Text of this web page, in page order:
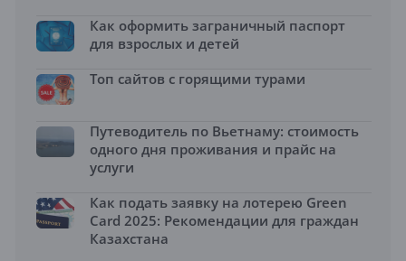
Как оформить заграничный паспорт
для взрослых и детей
Топ сайтов с горящими турами
Путеводитель по Вьетнаму: стоимость
одного дня проживания и прайс на
услуги
Как подать заявку на лотерею Green
Card 2025: Рекомендации для граждан
Казахстана